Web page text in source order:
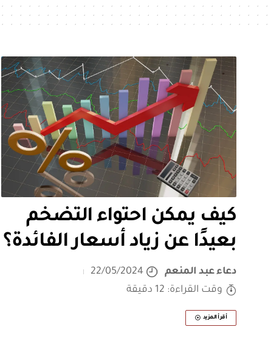
كيف يمكن احتواء التضخم
بعيدًا عن زياد أسعار الفائدة؟
دعاء عبد المنعم
22/05/2024
وقت القراءة: 12 دقيقة
أقرأ المزيد